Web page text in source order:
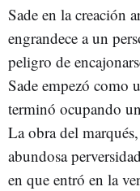
Sade en la creación
engrandece a un
peligro de
Sade empezó como
terminó ocupando
La obra del
abundosa
en que entró en la